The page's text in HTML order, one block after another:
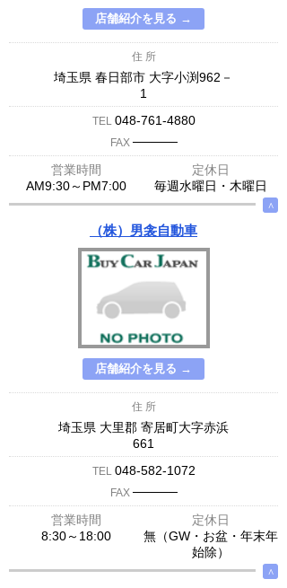
店舗紹介を見る →
住 所
埼玉県 春日部市 大字小渕962－
1
TEL 048-761-4880
FAX ─────
営業時間
定休日
AM9:30～PM7:00
毎週水曜日・木曜日
∧
（株）男衾自動車
店舗紹介を見る →
住 所
埼玉県 大里郡 寄居町大字赤浜
661
TEL 048-582-1072
FAX ─────
営業時間
定休日
8:30～18:00
無（GW・お盆・年末年
始除）
∧